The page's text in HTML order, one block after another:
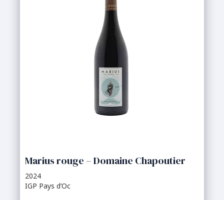
Marius rouge – Domaine Chapoutier
2024
IGP Pays d’Oc